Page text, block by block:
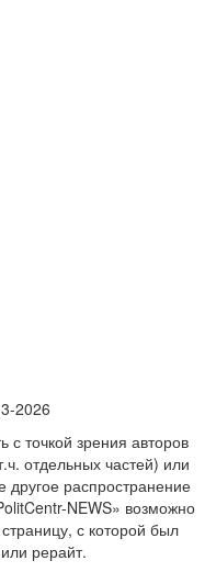
2026
точкой зрения авторов
отдельных частей) или
распространение
NEWS» возможно
с которой был
рерайт.